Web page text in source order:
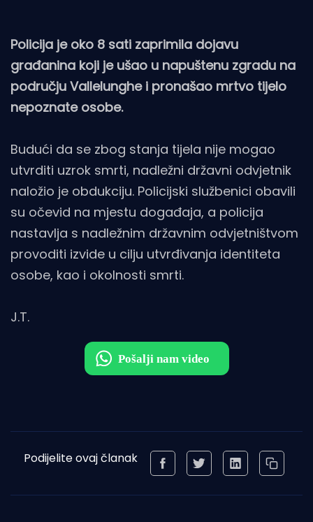
Policija je oko 8 sati zaprimila dojavu
građanina koji je ušao u napuštenu zgradu na
području Vallelunghe i pronašao mrtvo tijelo
nepoznate osobe.
Budući da se zbog stanja tijela nije mogao
utvrditi uzrok smrti, nadležni državni odvjetnik
naložio je obdukciju. Policijski službenici obavili
su očevid na mjestu događaja, a policija
nastavlja s nadležnim državnim odvjetništvom
provoditi izvide u cilju utvrđivanja identiteta
osobe, kao i okolnosti smrti.
J.T.
Podijelite ovaj članak